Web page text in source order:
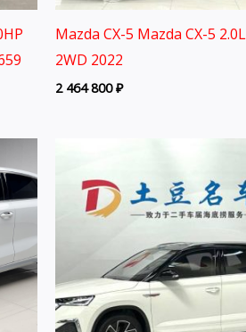
Mazda CX-5 Mazda CX-5
2WD 2022
2 464 800₽